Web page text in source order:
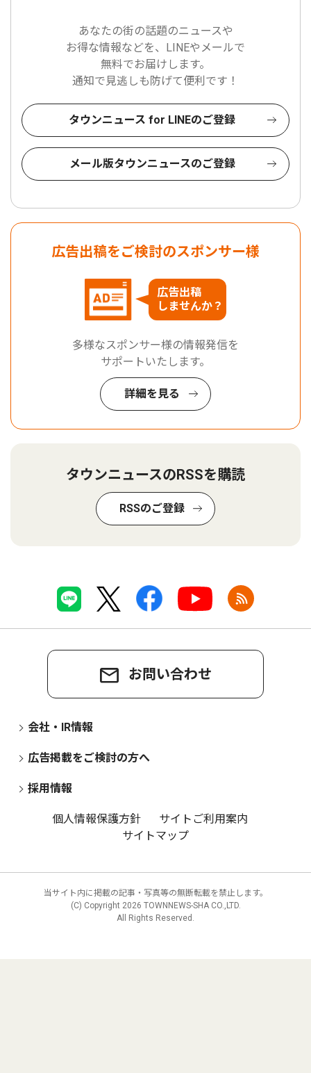
あなたの街の話題のニュースや
お得な情報などを、LINEやメールで
無料でお届けします。
通知で見逃しも防げて便利です！
タウンニュース for LINEのご登録
メール版タウンニュースのご登録
広告出稿をご検討のスポンサー様
広告出稿
しませんか？
多様なスポンサー様の情報発信を
サポートいたします。
詳細を見る
タウンニュースのRSSを購読
RSSのご登録
お問い合わせ
会社・IR情報
広告掲載をご検討の方へ
採用情報
個人情報保護方針
サイトご利用案内
サイトマップ
当サイト内に掲載の記事・写真等の無断転載を禁止します。
(C) Copyright 2026 TOWNNEWS-SHA CO.,LTD.
All Rights Reserved.